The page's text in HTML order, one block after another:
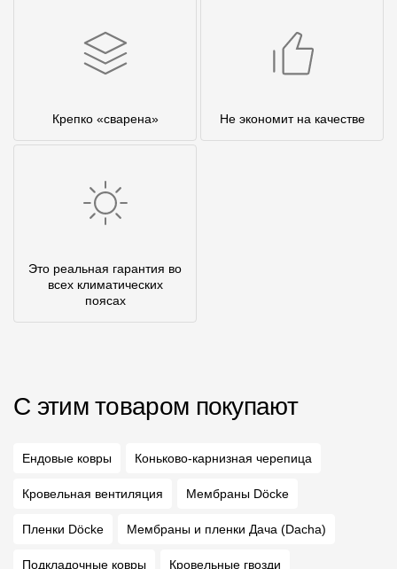
Крепко «сварена» Не экономит на качестве
Это реальная гарантия во
всех климатических
поясах
С этим товаром покупают
Ендовые ковры Коньково-карнизная черепица
Кровельная вентиляция Мембраны Döcke
Пленки Döcke Мембраны и пленки Дача (Dacha)
Подкладочные ковры Кровельные гвозди